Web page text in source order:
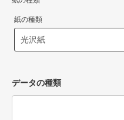
紙の種類
データの種類